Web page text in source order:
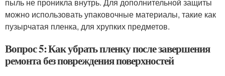
можно использовать упаковочные материалы, такие как
пузырчатая пленка, для хрупких предметов.
Вопрос 5: Как убрать пленку после завершения
ремонта без повреждения поверхностей